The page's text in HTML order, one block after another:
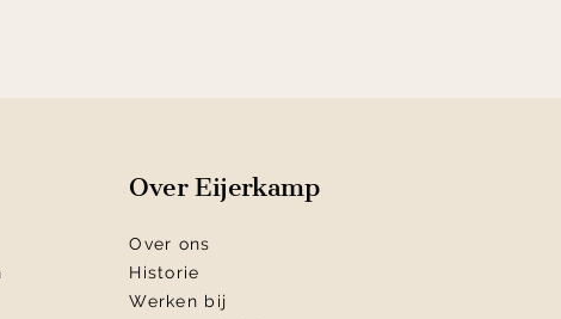
Over Eijerkamp
Over ons
Historie
Werken bij